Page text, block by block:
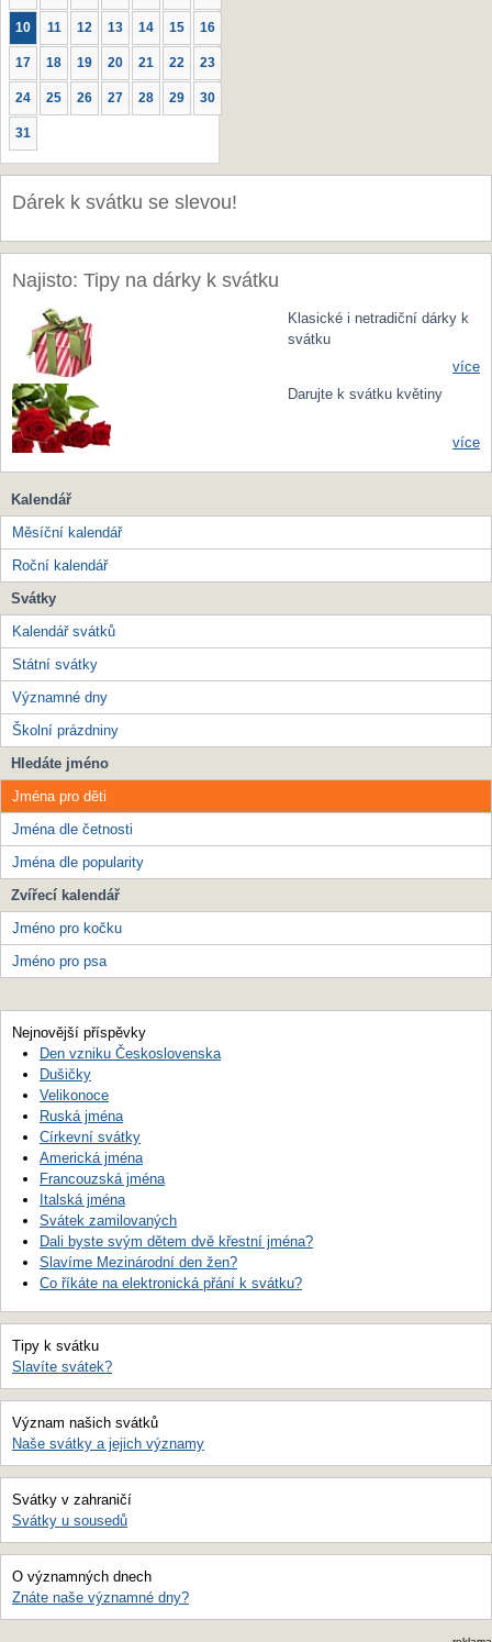
10 11 12 13 14 15 16
17 18 19 20 21 22 23
24 25 26 27 28 29 30
31
Dárek k svátku se slevou!
Najisto: Tipy na dárky k svátku
Klasické i netradiční dárky k
svátku
více
Darujte k svátku květiny
více
Kalendář
Měsíční kalendář
Roční kalendář
Svátky
Kalendář svátků
Státní svátky
Významné dny
Školní prázdniny
Hledáte jméno
Jména pro děti
Jména dle četnosti
Jména dle popularity
Zvířecí kalendář
Jméno pro kočku
Jméno pro psa
Nejnovější příspěvky
Den vzniku Československa
Dušičky
Velikonoce
Ruská jména
Církevní svátky
Americká jména
Francouzská jména
Italská jména
Svátek zamilovaných
Dali byste svým dětem dvě křestní jména?
Slavíme Mezinárodní den žen?
Co říkáte na elektronická přání k svátku?
Tipy k svátku
Slavíte svátek?
Význam našich svátků
Naše svátky a jejich významy
Svátky v zahraničí
Svátky u sousedů
O významných dnech
Znáte naše významné dny?